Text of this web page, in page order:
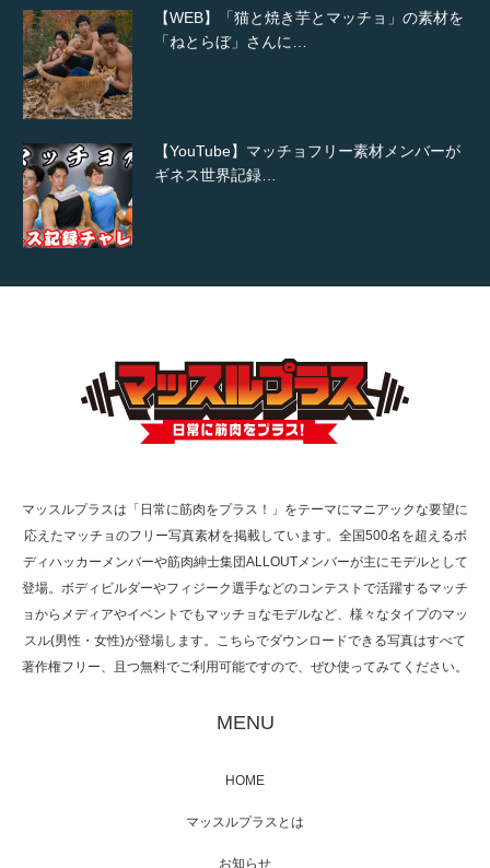
【WEB】「猫と焼き芋とマッチョ」の素材を
「ねとらぼ」さんに…
【YouTube】マッチョフリー素材メンバーが
ギネス世界記録…
TOKYO FMラジオ番組「ONE MORNING」
で紹介さ…
た（6/8放送）
映画「メカバース」舞台挨拶へマッスルプラ
マッスルプラスは「日常に筋肉をプラス！」をテーマにマニアックな要望に
応えたマッチョのフリー写真素材を掲載しています。全国500名を超えるボ
ディハッカーメンバーや筋肉紳士集団ALLOUTメンバーが主にモデルとして
登場。ボディビルダーやフィジーク選手などのコンテストで活躍するマッチ
ョからメディアやイベントでもマッチョなモデルなど、様々なタイプのマッ
スル(男性・女性)が登場します。こちらでダウンロードできる写真はすべて
著作権フリー、且つ無料でご利用可能ですので、ぜひ使ってみてください。
MENU
HOME
マッスルプラスとは
お知らせ